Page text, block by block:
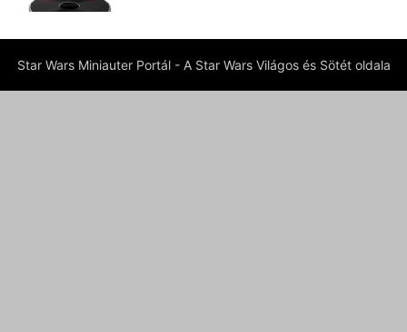
Star Wars Miniauter Portál - A Star Wars Világos és Sötét oldala